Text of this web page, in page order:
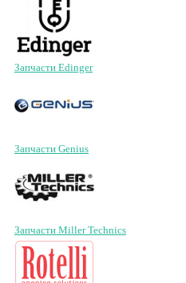
Запчасти Edinger
Запчасти Genius
Запчасти Miller Technics